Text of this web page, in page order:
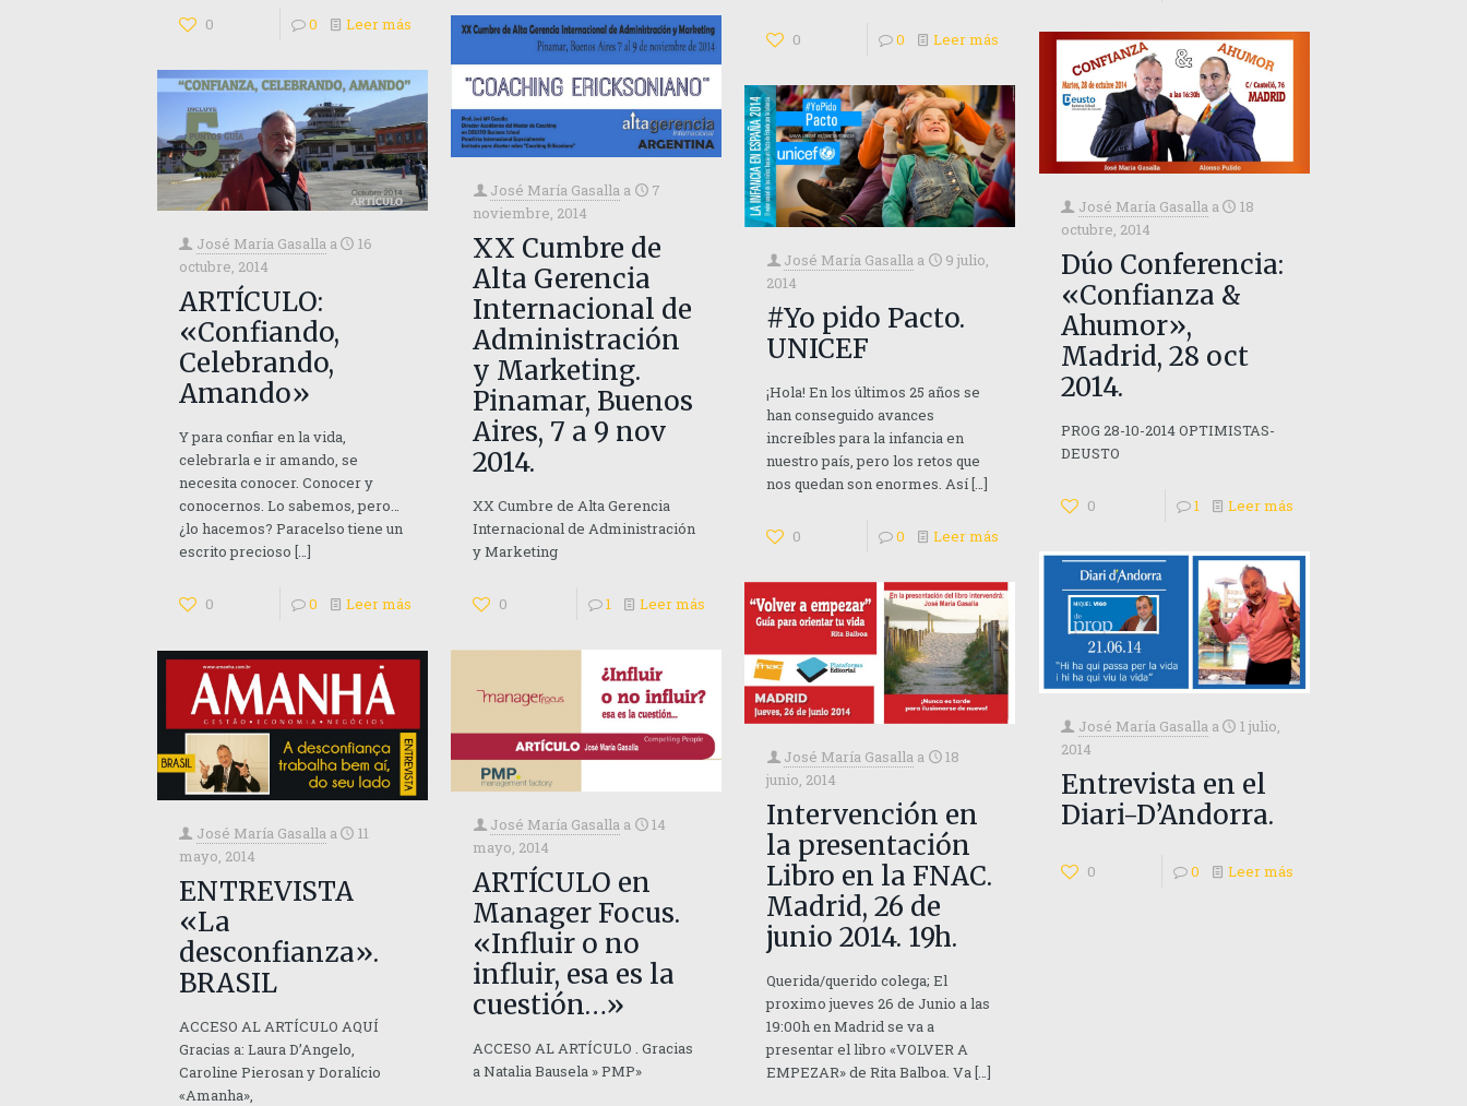
0 0 Leer más
0 0 Leer más
José María Gasalla a
7
noviembre, 2014
XX Cumbre de
Alta Gerencia
Internacional de
Administración
y Marketing.
Pinamar, Buenos
Aires, 7 a 9 nov
2014.
XX Cumbre de Alta Gerencia
Internacional de Administración
y Marketing
0 1 Leer más
José María Gasalla a
18
octubre, 2014
Dúo Conferencia:
«Confianza &
Ahumor»,
Madrid, 28 oct
2014.
PROG 28-10-2014 OPTIMISTAS-
DEUSTO
0 1 Leer más
José María Gasalla a
16
octubre, 2014
ARTÍCULO:
«Confiando,
Celebrando,
Amando»
Y para confiar en la vida,
celebrarla e ir amando, se
necesita conocer. Conocer y
conocernos. Lo sabemos, pero…
¿lo hacemos? Paracelso tiene un
escrito precioso […]
0 0 Leer más
José María Gasalla a
9 julio,
2014
#Yo pido Pacto.
UNICEF
¡Hola! En los últimos 25 años se
han conseguido avances
increíbles para la infancia en
nuestro país, pero los retos que
nos quedan son enormes. Así[…]
0 0 Leer más
José María Gasalla a
1 julio,
2014
Entrevista en el
Diari-D’Andorra.
0 0 Leer más
José María Gasalla a
18
junio, 2014
Intervención en
la presentación
Libro en la FNAC.
Madrid, 26 de
junio 2014. 19h.
Querida/querido colega; El
proximo jueves 26 de Junio a las
19:00h en Madrid se va a
presentar el libro «VOLVER A
EMPEZAR» de Rita Balboa. Va […]
José María Gasalla a
14
mayo, 2014
ARTÍCULO en
Manager Focus.
«Influir o no
influir, esa es la
cuestión…»
ACCESO AL ARTÍCULO . Gracias
a Natalia Bausela » PMP»
José María Gasalla a
11
mayo, 2014
ENTREVISTA
«La
desconfianza».
BRASIL
ACCESO AL ARTÍCULO AQUÍ
Gracias a: Laura D’Angelo,
Caroline Pierosan y Doralício
«Amanha»,